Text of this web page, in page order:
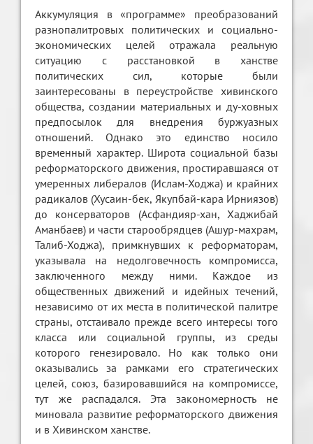
Аккумуляция в «программе» преобразований
разнопалитровых политических и социально-
экономических целей отражала реальную
ситуацию с расстановкой в ханстве
политических сил, которые были
заинтересованы в переустройстве хивинского
общества, создании материальных и ду-ховных
предпосылок для внедрения буржуазных
отношений. Однако это единство носило
временный характер. Широта социальной базы
реформаторского движения, простиравшаяся от
умеренных либералов (Ислам-Ходжа) и крайних
радикалов (Хусаин-бек, Якупбай-кара Ирниязов)
до консерваторов (Асфандияр-хан, Хаджибай
Аманбаев) и части старообрядцев (Ашур-махрам,
Талиб-Ходжа), примкнувших к реформаторам,
указывала на недолговечность компромисса,
заключенного между ними. Каждое из
общественных движений и идейных течений,
независимо от их места в политической палитре
страны, отстаивало прежде всего интересы того
класса или социальной группы, из среды
которого генезировало. Но как только они
оказывались за рамками его стратегических
целей, союз, базировавшийся на компромиссе,
тут же распадался. Эта закономерность не
миновала развитие реформаторского движения
и в Хивинском ханстве.